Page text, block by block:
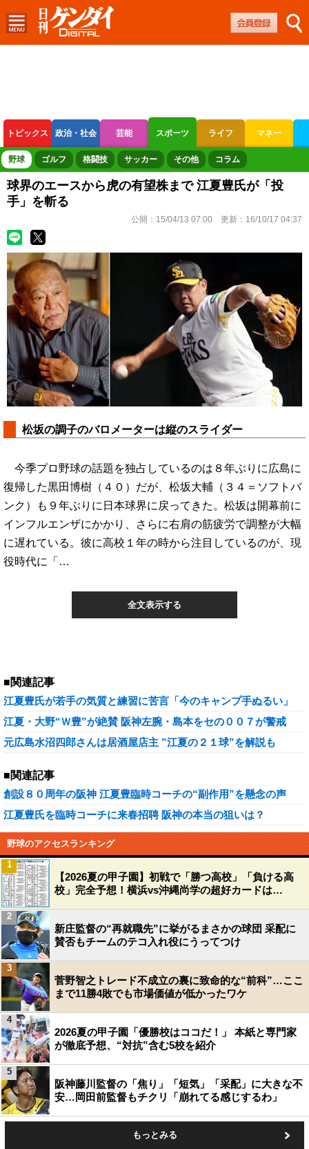
トピックス 政治・社会 芸能 スポーツ ライフ マネー
ボートレース 競輪 オートレース
野球 ゴルフ 格闘技 サッカー その他 コラム
球界のエースから虎の有望株まで 江夏豊氏が「投
手」を斬る
公開： 15/04/13 07:00 更新： 16/10/17 04:37
松坂の調子のバロメーターは縦のスライダー
今季プロ野球の話題を独占しているのは８年ぶりに広島に
復帰した黒田博樹（４０）だが、松坂大輔（３４＝ソフトバ
ンク）も９年ぶりに日本球界に戻ってきた。松坂は開幕前に
インフルエンザにかかり、さらに右肩の筋疲労で調整が大幅
に遅れている。彼に高校１年の時から注目しているのが、現
役時代に「…
全文表示する
■関連記事
江夏豊氏が若手の気質と練習に苦言「今のキャンプ手ぬるい」
江夏・大野“Ｗ豊”が絶賛 阪神左腕・島本をセの００７が警戒
元広島水沼四郎さんは居酒屋店主 ”江夏の２１球”を解説も
■関連記事
創設８０周年の阪神 江夏豊臨時コーチの“副作用”を懸念の声
江夏豊氏を臨時コーチに来春招聘 阪神の本当の狙いは？
野球のアクセスランキング
【2026夏の甲子園】初戦で「勝つ高校」「負ける高
校」完全予想！横浜vs沖縄尚学の超好カードは…
1
新庄監督の“再就職先”に挙がるまさかの球団 采配に
賛否もチームのテコ入れ役にうってつけ
2
菅野智之トレード不成立の裏に致命的な“前科”…ここ
まで11勝4敗でも市場価値が低かったワケ
3
2026夏の甲子園「優勝校はココだ！」 本紙と専門家
が徹底予想、“対抗”含む5校を紹介
4
阪神藤川監督の「焦り」「短気」「采配」に大きな不
安…岡田前監督もチクリ「崩れてる感じするわ」
5
もっとみる